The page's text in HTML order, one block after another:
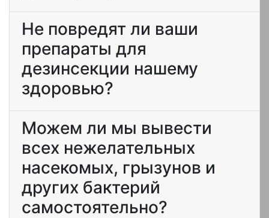
Не повредят ли ваши
препараты для
дезинсекции нашему
здоровью?
Можем ли мы вывести
всех нежелательных
насекомых, грызунов и
других бактерий
самостоятельно?